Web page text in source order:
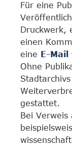
Für eine
Druckwerk,
einen
eine E-Mail
Ohne
gestattet.
Bei Verweis